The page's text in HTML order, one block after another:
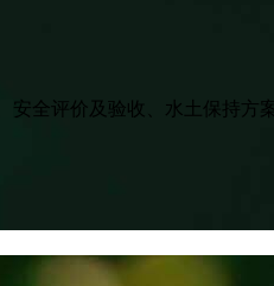
全评价及验收、水土保持